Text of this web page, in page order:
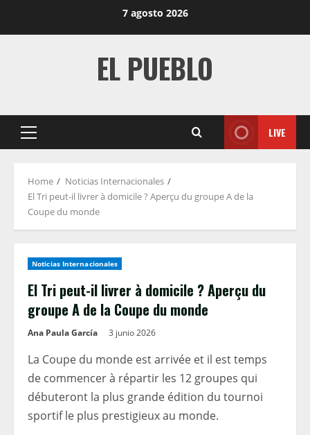
7 agosto 2026
EL PUEBLO
Primary
LIVE
Home
Noticias Internacionales
El Tri peut-il livrer à domicile ? Aperçu du groupe A de la
Coupe du monde
Noticias Internacionales
El Tri peut-il livrer à domicile ? Aperçu du
groupe A de la Coupe du monde
Ana Paula García 3 junio 2026
La Coupe du monde est arrivée et il est temps
de commencer à répartir les 12 groupes qui
débuteront la plus grande édition du tournoi
sportif le plus prestigieux au monde.